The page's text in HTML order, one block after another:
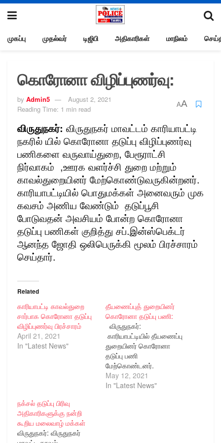
முகப்பு முதல்வர் டிஜிபி அதிகாரிகள் மாநிலம்
கொரோனா விழிப்புணர்வு:
by Admin5
August 2, 2021
Reading Time: 1 min read
AA
விருதுநகர்: விருதுநகர் மாவட்டம் காரியாபட்டி
நகரில் யில் கொரோனா தடுப்பு விழிப்புணர்வு
பணிகளை வருவாய்துறை, பேரூராட்சி
நிர்வாகம் ,ஊரக வளர்ச்சி துறை மற்றும்
காவல்துறையினர் மேற்கொண்டுவருகின்றனர்.
காரியாபட்டியில் பொதுமக்கள் அனைவரும் முக
கவசம் அணிய வேண்டும் தடுப்பூசி
போடுவதன் அவசியம் போன்ற கொரோனா
தடுப்பு பணிகள் குறித்து சப்.இன்ஸ்பெக்டர்
ஆனந்த ஜோதி ஒலிபெருக்கி மூலம் பிரச்சாரம்
செய்தார்.
Related
காரியாபட்டி காவல்துறை
சார்பாக கொரோனா தடுப்பு
விழிப்புணர்வு பிரச்சாரம்
April 21, 2021
In "Latest News"
தீயணைப்புத் துறையினர்
கொரோனா தடுப்பு பணி:
விருதுநகர்:
காரியாபட்டியில் தீயணைப்பு
துறையினர் கொரோனா
தடுப்பு பணி
மேற்கொண்டனர்.
விருதுநகர் மாவட்டம்
காரியாபட்டியில் கொரோனா
May 12, 2021
In "Latest News"
நக்சல் தடுப்பு பிரிவு
அதிகாரிகளுக்கு நன்றி
கூறிய மலைவாழ் மக்கள்
விருதுநகர்: விருதுநகர்